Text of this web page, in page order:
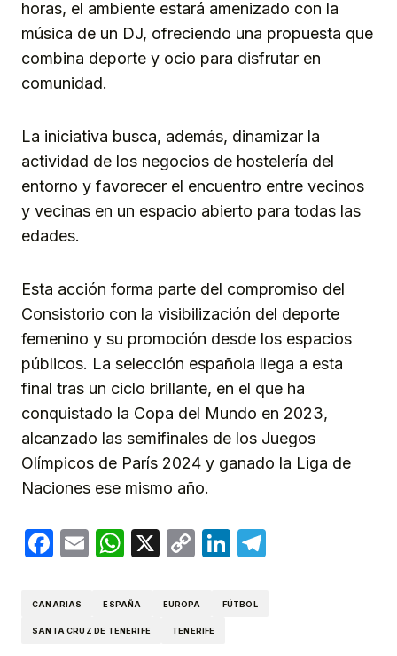
horas, el ambiente estará amenizado con la
música de un DJ, ofreciendo una propuesta que
combina deporte y ocio para disfrutar en
comunidad.
La iniciativa busca, además, dinamizar la
actividad de los negocios de hostelería del
entorno y favorecer el encuentro entre vecinos
y vecinas en un espacio abierto para todas las
edades.
Esta acción forma parte del compromiso del
Consistorio con la visibilización del deporte
femenino y su promoción desde los espacios
públicos. La selección española llega a esta
final tras un ciclo brillante, en el que ha
conquistado la Copa del Mundo en 2023,
alcanzado las semifinales de los Juegos
Olímpicos de París 2024 y ganado la Liga de
Naciones ese mismo año.
Facebook
EmailWhatsApp
X
CopyLinkedIn
CANARIAS ESPAÑA EUROPA FÚTBOL
SANTA CRUZ DE TENERIFE TENERIFE